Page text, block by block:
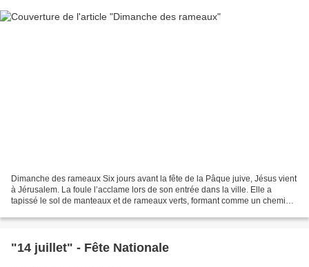
Dimanche des rameaux Six jours avant la fête de la Pâque juive, Jésus vient
à Jérusalem. La foule l’acclame lors de son entrée dans la ville. Elle a
tapissé le sol de manteaux et de rameaux verts, formant comme un chemin
"14 juillet" - Fête Nationale